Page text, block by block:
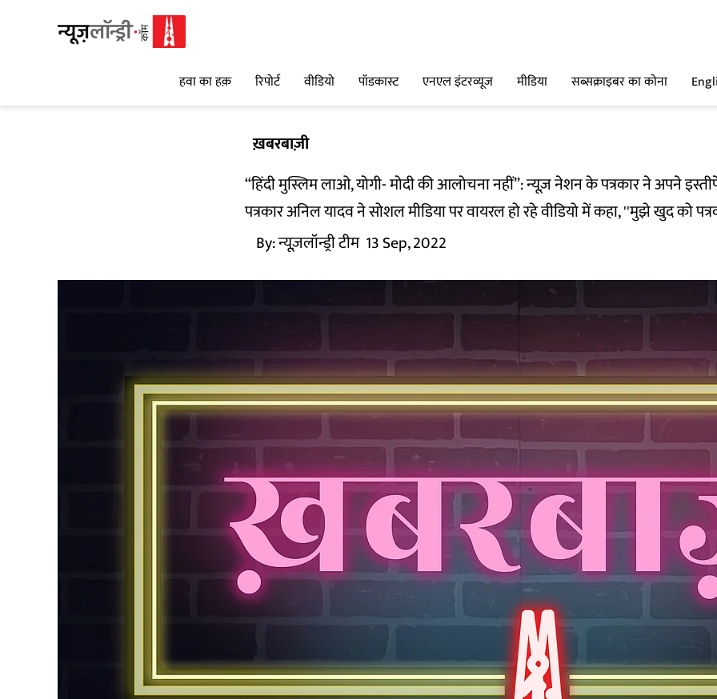
हवा का हक़ रिपोर्ट वीडियो पॉडकास्ट एनएल इंटरव्यूज मीडिया सब्सक्राइबर का कोना
ख़बरबाज़ी
“हिंदी मुस्लिम लाओ, योगी- मोदी की आलोचना नहीं”: न्यूज़ नेशन के पत्रकार ने अपने
पत्रकार अनिल यादव ने सोशल मीडिया पर वायरल हो रहे वीडियो में कहा, ''मुझे खुद को
By:न्यूज़लॉन्ड्री टीम 13 Sep, 2022